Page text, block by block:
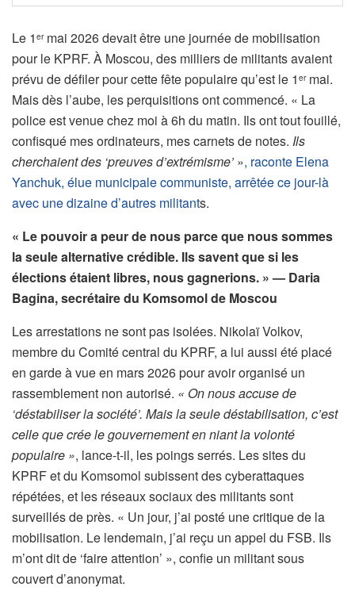
Le 1 ermai 2026 devait être une journée de mobilisation
pour le KPRF. À Moscou, des milliers de militants avaient
prévu de défiler pour cette fête populaire qu’est le 1 ermai.
Mais dès l’aube, les perquisitions ont commencé. « La
police est venue chez moi à 6h du matin. Ils ont tout fouillé,
confisqué mes ordinateurs, mes carnets de notes. Ils
cherchaient des ‘preuves d’extrémisme’ », raconte Elena
Yanchuk, élue municipale communiste, arrêtée ce jour-là
avec une dizaine d’autres militants.
« Le pouvoir a peur de nous parce que nous sommes
la seule alternative crédible. Ils savent que si les
élections étaient libres, nous gagnerions. » — Daria
Bagina, secrétaire du Komsomol de Moscou
Les arrestations ne sont pas isolées. Nikolaï Volkov,
membre du Comité central du KPRF, a lui aussi été placé
en garde à vue en mars 2026 pour avoir organisé un
rassemblement non autorisé. « On nous accuse de
‘déstabiliser la société’. Mais la seule déstabilisation, c’est
celle que crée le gouvernement en niant la volonté
populaire », lance-t-il, les poings serrés. Les sites du
KPRF et du Komsomol subissent des cyberattaques
répétées, et les réseaux sociaux des militants sont
surveillés de près. « Un jour, j’ai posté une critique de la
mobilisation. Le lendemain, j’ai reçu un appel du FSB. Ils
m’ont dit de ‘faire attention’ », confie un militant sous
couvert d’anonymat.